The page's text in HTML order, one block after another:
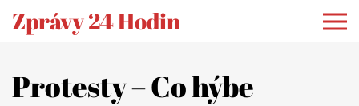
Zprávy 24 Hodin
Protesty – Co hýbe